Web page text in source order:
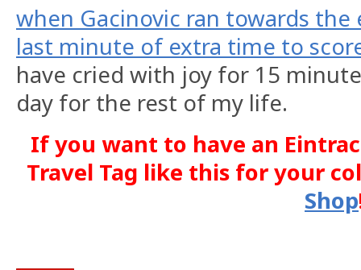
when Gacinovic ran towards
last minute of extra time to
have cried with joy for 15
day for the rest of my life.
If you want to have an
Travel Tag like this for your
Shop